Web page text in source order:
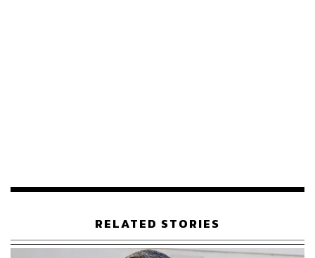
ประชาชน ไม่ใช่นายกฯ ส้มหล่นแบบที่ใครเขาว่ากัน” ศิริ
RELATED STORIES